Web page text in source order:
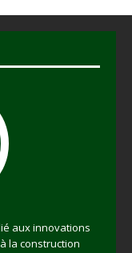
aux innovations
la construction